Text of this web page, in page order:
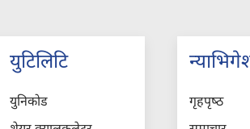
युटिलिटि
युनिकोड
गृहपृष्‍ठ